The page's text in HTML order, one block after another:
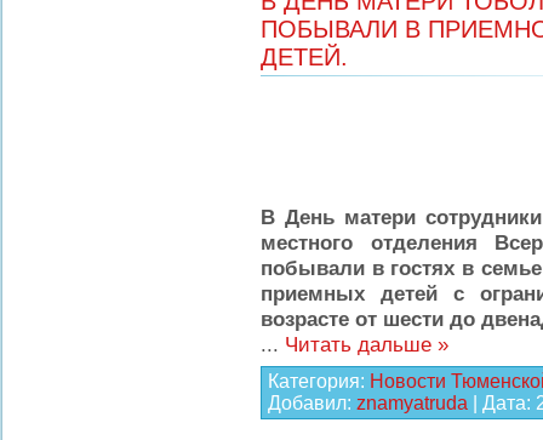
ПОБЫВАЛИ В
ДЕТЕЙ.
В День матери
местного отделения
побывали в гостях в
приемных детей с
возрасте от шести до
... Читать дальше »
Категория: Новости
Добавил: znamyatruda | Дата: